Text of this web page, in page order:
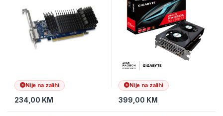
Nije na zalihi
234,00 KM
Nije na zalihi
399,00 KM